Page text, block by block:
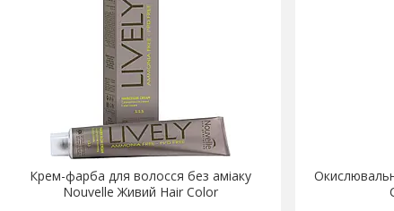
Крем-фарба для волосся без аміаку
Nouvelle Живий Hair Color